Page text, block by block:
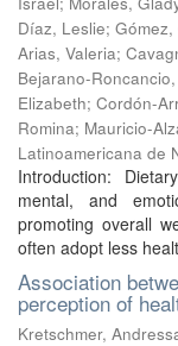
Díaz, Leslie;
Arias, Valeria;
Bejarano-
Elizabeth; Cordón-
Romina; Mauricio-
Latinoamericana de
Introduction:
mental, and
promoting overall
often adopt less
Association
perception of
Kretschmer,